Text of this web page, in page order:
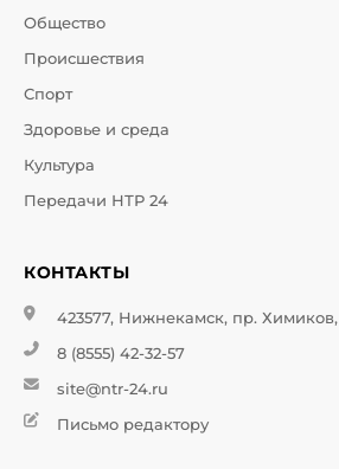
Общество
Происшествия
Спорт
Здоровье и среда
Культура
Передачи НТР 24
КОНТАКТЫ
423577, Нижнекамск, пр.
8 (8555) 42-32-57
site@ntr-24.ru
Письмо редактору